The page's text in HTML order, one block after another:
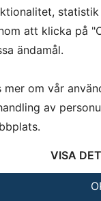
att klicka på
ändamål.
mer om vår
av
VISA